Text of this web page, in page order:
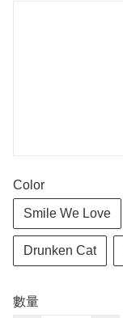
Color
Smile We Love
Drunken Cat
數量